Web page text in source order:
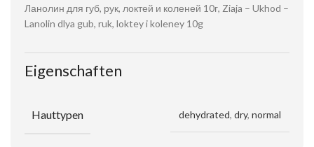
Ланолин для губ, рук, локтей и коленей 10г, Ziaja – Ukhod –
Lanolin dlya gub, ruk, loktey i koleney 10g
Eigenschaften
Hauttypen dehydrated, dry, normal